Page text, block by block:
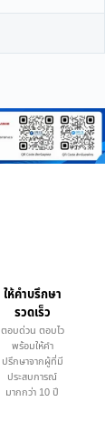
ให้คำบรึกษา
รวดเร็ว
ตอบด่วน ตอบไว
พร้อมให้คำ
ปรึกษาจากผู้ที่มี
ประสบการณ์
มากกว่า 10 ปี